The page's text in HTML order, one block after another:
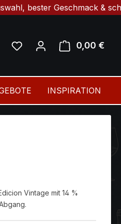
bester Geschmack &
0,00 €
INSPIRATION
Vintage mit 14 %